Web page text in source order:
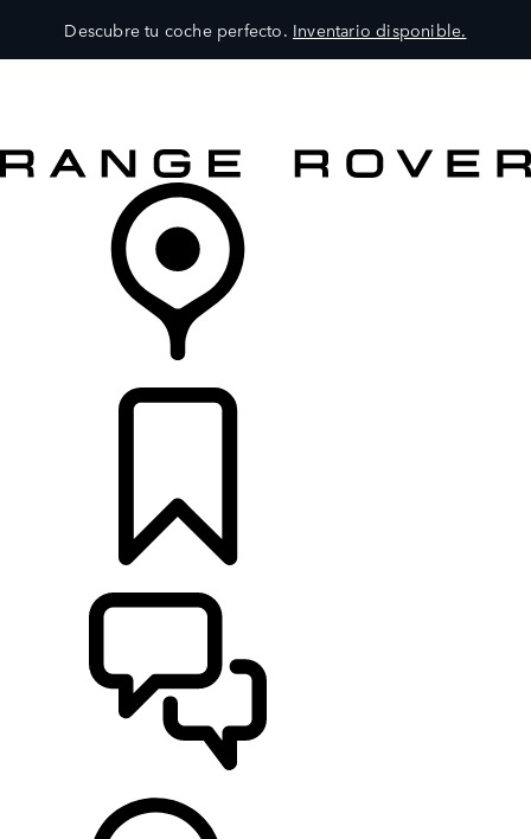
Descubre tu coche perfecto. Inventario disponible.